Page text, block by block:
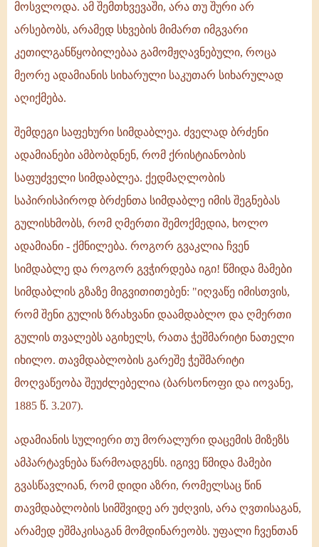
მოსვლოდა. ამ შემთხვევაში, არა თუ შური არ
არსებობს, არამედ სხვების მიმართ იმგვარი
კეთილგანწყობილებაა გამომჟღავნებული, როცა
მეორე ადამიანის სიხარული საკუთარ სიხარულად
აღიქმება.
შემდეგი საფეხური სიმდაბლეა. ძველად ბრძენი
ადამიანები ამბობდნენ, რომ ქრისტიანობის
საფუძველი სიმდაბლეა. ქედმაღლობის
საპირისპიროდ ბრძენთა სიმდაბლე იმის შეგნებას
გულისხმობს, რომ ღმერთი შემოქმედია, ხოლო
ადამიანი - ქმნილება. როგორ გვაკლია ჩვენ
სიმდაბლე და როგორ გვჭირდება იგი! წმიდა მამები
სიმდაბლის გზაზე მიგვითითებენ: "იღვაწე იმისთვის,
რომ შენი გულის ზრახვანი დაამდაბლო და ღმერთი
გულის თვალებს აგიხელს, რათა ჭეშმარიტი ნათელი
იხილო. თავმდაბლობის გარეშე ჭეშმარიტი
მოღვაწეობა შეუძლებელია (ბარსონოფი და იოვანე,
1885 წ. 3.207).
ადამიანის სულიერი თუ მორალური დაცემის მიზეზს
ამპარტავნება წარმოადგენს. იგივე წმიდა მამები
გვასწავლიან, რომ დიდი აზრი, რომელსაც წინ
თავმდაბლობის სიმშვიდე არ უძღვის, არა ღვთისაგან,
არამედ ეშმაკისაგან მომდინარეობს. უფალი ჩვენთან